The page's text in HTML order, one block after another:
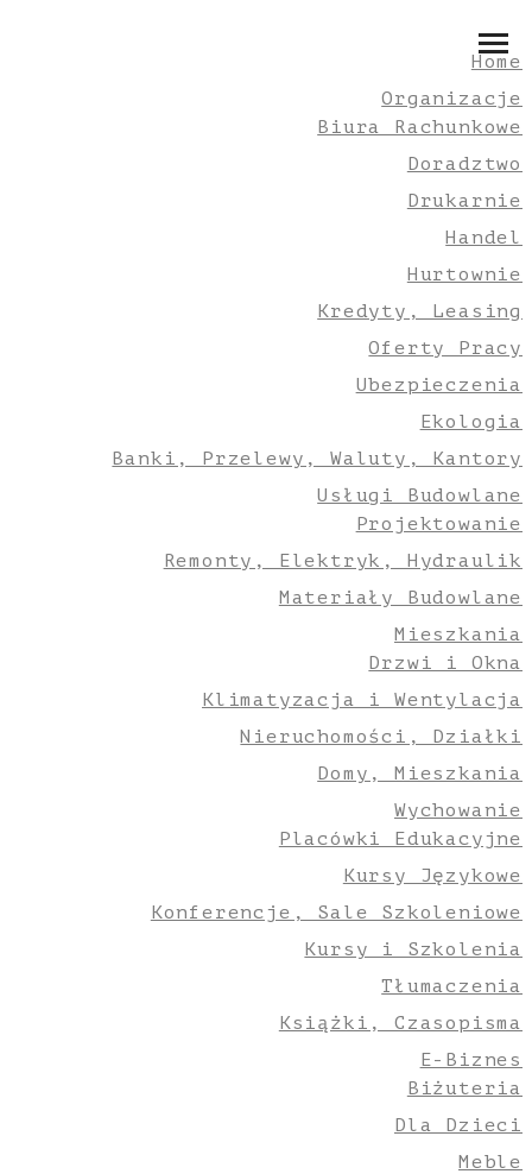
Home
Organizacje
Biura Rachunkowe
Doradztwo
Drukarnie
Handel
Hurtownie
Kredyty, Leasing
Oferty Pracy
Ubezpieczenia
Ekologia
Banki, Przelewy, Waluty, Kantory
Usługi Budowlane
Projektowanie
Remonty, Elektryk, Hydraulik
Materiały Budowlane
Mieszkania
Drzwi i Okna
Klimatyzacja i Wentylacja
Nieruchomości, Działki
Domy, Mieszkania
Wychowanie
Placówki Edukacyjne
Kursy Językowe
Konferencje, Sale Szkoleniowe
Kursy i Szkolenia
Tłumaczenia
Książki, Czasopisma
E-Biznes
Biżuteria
Dla Dzieci
Meble